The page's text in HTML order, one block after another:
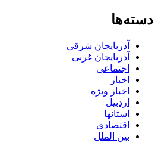
دسته‌ها
آذربایجان شرقی
آذربایجان غربی
اجتماعی
اخبار
اخبار ویژه
اردبیل
استانها
اقتصادی
بین الملل